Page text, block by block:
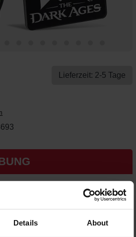
Details About
Lieferzeit: 2-5 Tage
in deine vier Wände mit dem
! Dieses
Doom-Fan sofort erkennt – vom